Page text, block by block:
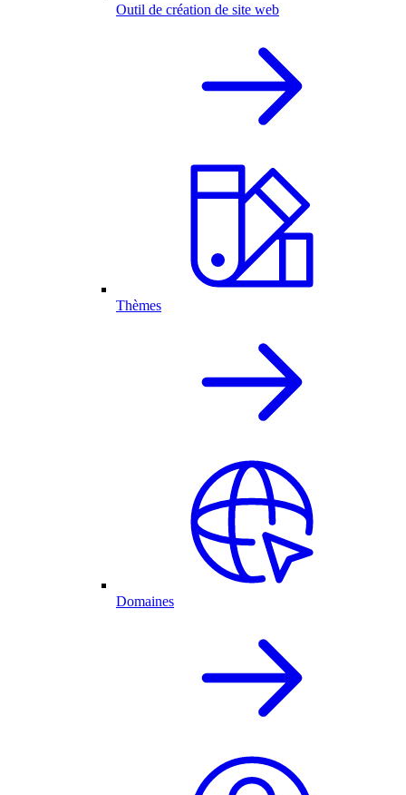
Outil de création de site web
Thèmes
Domaines